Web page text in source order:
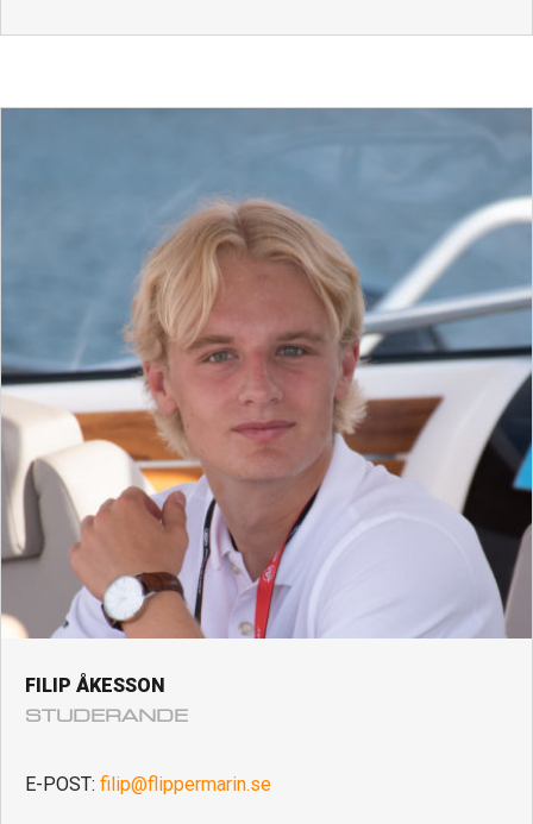
FILIP ÅKESSON
STUDERANDE
E-POST: filip@flippermarin.se